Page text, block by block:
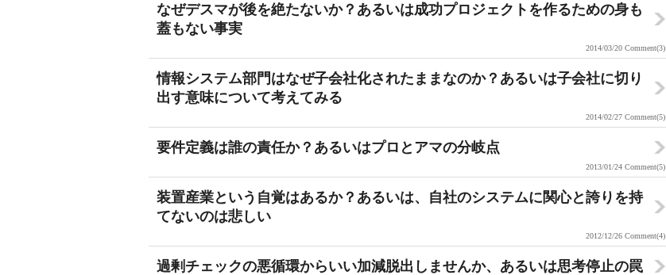
なぜデスマが後を絶たないか？あるいは成功プロジェクトを作るための身も
蓋もない事実
2014/03/20 Comment(3)
情報システム部門はなぜ子会社化されたままなのか？あるいは子会社に切り
出す意味について考えてみる
2014/02/27 Comment(5)
要件定義は誰の責任か？あるいはプロとアマの分岐点
2013/01/24 Comment(5)
装置産業という自覚はあるか？あるいは、自社のシステムに関心と誇りを持
てないのは悲しい
2012/12/26 Comment(4)
過剰チェックの悪循環からいい加減脱出しませんか、あるいは思考停止の罠